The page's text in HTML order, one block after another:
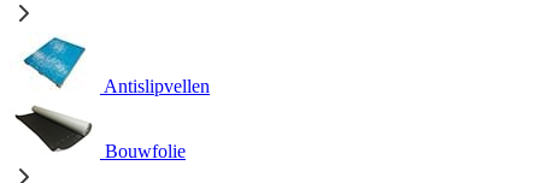
Antislipvellen
Bouwfolie